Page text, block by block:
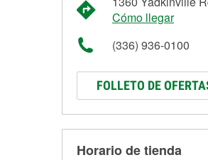
Cómo llegar
(336) 936-0100
FOLLETO DE
Horario de tienda